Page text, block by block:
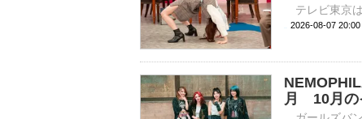
2026-08-07
月 10月の